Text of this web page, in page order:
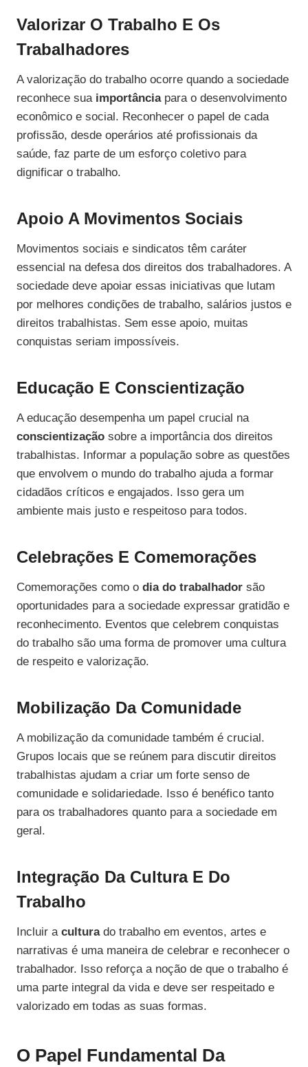
Valorizar O Trabalho E Os
Trabalhadores
A valorização do trabalho ocorre quando a sociedade
reconhece sua importânciapara o desenvolvimento
econômico e social. Reconhecer o papel de cada
profissão, desde operários até profissionais da
saúde, faz parte de um esforço coletivo para
dignificar o trabalho.
Apoio A Movimentos Sociais
Movimentos sociais e sindicatos têm caráter
essencial na defesa dos direitos dos trabalhadores. A
sociedade deve apoiar essas iniciativas que lutam
por melhores condições de trabalho, salários justos e
direitos trabalhistas. Sem esse apoio, muitas
conquistas seriam impossíveis.
Educação E Conscientização
A educação desempenha um papel crucial na
conscientização sobre a importância dos direitos
trabalhistas. Informar a população sobre as questões
que envolvem o mundo do trabalho ajuda a formar
cidadãos críticos e engajados. Isso gera um
ambiente mais justo e respeitoso para todos.
Celebrações E Comemorações
Comemorações como o dia do trabalhador são
oportunidades para a sociedade expressar gratidão e
reconhecimento. Eventos que celebrem conquistas
do trabalho são uma forma de promover uma cultura
de respeito e valorização.
Mobilização Da Comunidade
A mobilização da comunidade também é crucial.
Grupos locais que se reúnem para discutir direitos
trabalhistas ajudam a criar um forte senso de
comunidade e solidariedade. Isso é benéfico tanto
para os trabalhadores quanto para a sociedade em
geral.
Integração Da Cultura E Do
Trabalho
Incluir a culturado trabalho em eventos, artes e
narrativas é uma maneira de celebrar e reconhecer o
trabalhador. Isso reforça a noção de que o trabalho é
uma parte integral da vida e deve ser respeitado e
valorizado em todas as suas formas.
O Papel Fundamental Da